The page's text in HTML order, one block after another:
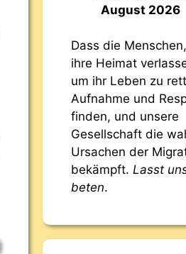
August 2026
Dass die
ihre Heimat
um ihr Leben zu
Aufnahme und
finden, und unsere
Gesellschaft die
Ursachen der
bekämpft. Lasst
beten.